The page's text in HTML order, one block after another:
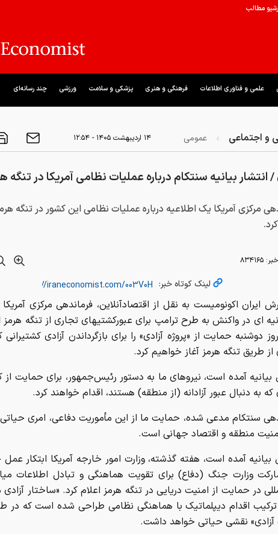
مطالب
علمی و فناوری اطلاعات فرهنگی و هنری پزشکی و سلامت ورزشی چند رسانه‌ای
و اجتماعی عمومی ۱۴ ارديبهشت ۱۴۰۵ - ۱۲:۵۴
انتشار بیانیه سنتکام درباره عملیات نظامی آمریکا در تنگه
مرکزی آمریکا یک اطلاعیه درباره عملیات نظامی این کشور در تنگه
۸۳۴۱۶۵
لینک کوتاه خبر:
ایران اکونومیست به نقل از اقتصادآنلاین، فرماندهی مرکزی
ای در واکنش به طرح ترامپ برای عبورکشتیهای تجاری از تنگه هرمز
دوشنبه حمایت از «پروژه آزادی» را برای بازگرداندن آزادی
از طریق تنگه هرمز آغاز خواهیم کرد.
بیانیه آمده است، نیروهای ما به دستور رئیس‌جمهور، برای حمایت
به دنبال عبور آزادانه (از منطقه) هستند، اقدام خواهند کرد.
سنتکام مدعی شده، حمایت ما از این مأموریت دفاعی، امری
منطقه و اقتصاد جهانی است.
بیانیه آمده است، هفته گذشته، وزارت امور خارجه آمریکا ابتکار
وزارت جنگ (دفاع) برای تقویت هماهنگی و تبادل اطلاعات
در حمایت از امنیت دریایی در تنگه هرمز اعلام کرد. «ساختار آزادی
اقدام دیپلماتیک با هماهنگی نظامی طراحی شده است که در
آزادی» نقشی حیاتی خواهد داشت.